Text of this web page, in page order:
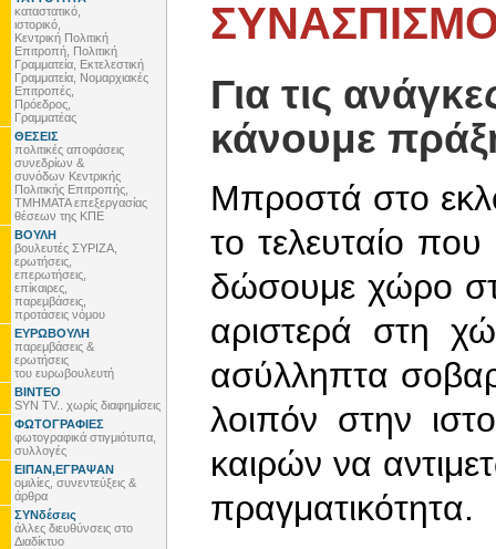
καταστατικό,
ιστορικό,
Κεντρική Πολιτική
Επιτροπή, Πολιτική
Γραμματεία, Εκτελεστική
Γραμματεία, Νομαρχιακές
Επιτροπές,
Πρόεδρος,
Γραμματέας
ΘΕΣΕΙΣ
πολιτικές αποφάσεις
συνεδρίων &
συνόδων Κεντρικής
Πολιτικής Επιτροπής,
ΤΜΗΜΑΤΑ επεξεργασίας
θέσεων της ΚΠΕ
ΒΟΥΛΗ
βουλευτές ΣΥΡΙΖΑ,
ερωτήσεις,
επερωτήσεις,
επίκαιρες,
παρεμβάσεις,
προτάσεις νόμου
ΕΥΡΩΒΟΥΛΗ
παρεμβάσεις &
ερωτήσεις
του ευρωβουλευτή
ΒΙΝΤΕΟ
SYN TV.. χωρίς διαφημίσεις
ΦΩΤΟΓΡΑΦΙΕΣ
φωτογραφικά στιγμιότυπα,
συλλογές
ΕΙΠΑΝ,ΕΓΡΑΨΑΝ
ομιλίες, συνεντεύξεις &
άρθρα
ΣΥΝδέσεις
άλλες διευθύνσεις στο
Διαδίκτυο
Για τις
κάνουμε
Μπροστά στο
το τελευταίο
δώσουμε χώρο
αριστερά στη
ασύλληπτα
λοιπόν στην
καιρών να
πραγματικότητα.